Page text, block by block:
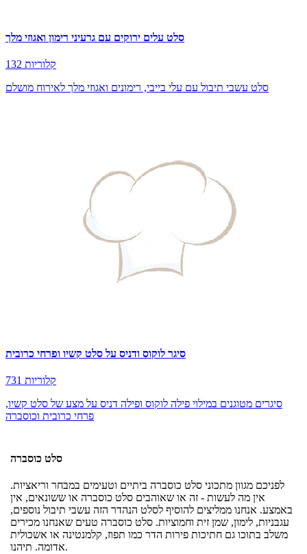
סלט עלים ירוקים עם גרעיני רימון ואגוזי מלך
132 קלוריות
סלט עשבי תיבול עם עלי בייבי, רימונים ואגוזי מלך לאירוח מושלם
סיגר לוקוס ודניס על סלט קשיו ופרחי כרובית
731 קלוריות
סיגרים מטוגנים במילוי פילה לוקוס ופילה דניס על מצע של סלט קשיו,
פרחי כרובית וכוסברה
סלט כוסברה
לפניכם מגוון מתכוני סלט כוסברה ביתיים וטעימים במבחר וריאציות.
אין מה לעשות - זה או שאוהבים סלט כוסברה או ששונאים, אין
באמצע. אנחנו ממליצים להוסיף לסלט הנהדר הזה עשבי תיבול נוספים,
עגבניות, לימון, שמן זית וחמוציות. סלט כוסברה טעים שאנחנו מכירים
משלב בתוכו גם חתיכות פירות הדר כמו תפוז, קלמנטינה או אשכולית
אדומה. תיהנו.